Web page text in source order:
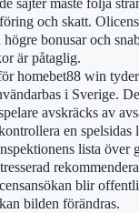
och skatt.
bonusar och
är påtaglig.
homebet88 win
i Sverige.
avskräcks av
en spelsidas
lista över
blir
bilden förändras.